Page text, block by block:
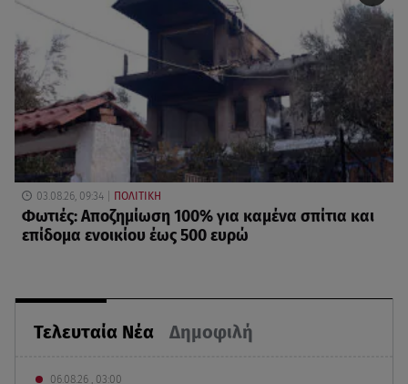
Τελευταία Νέα Δημοφιλή
06.08.26 , 03:00
03.08.26, 09:34 ΠΟΛΙΤΙΚΗ
Φωτιές: Αποζημίωση 100% για καμένα σπίτια και
επίδομα ενοικίου έως 500 ευρώ